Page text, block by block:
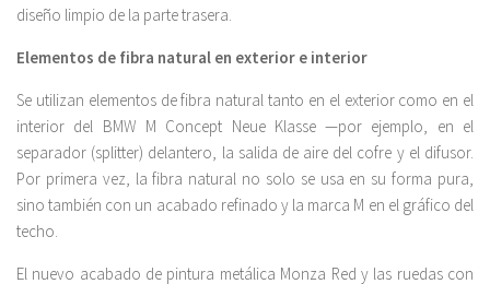
diseño limpio de la parte trasera.
Elementos de fibra natural en exterior e interior
Se utilizan elementos de fibra natural tanto en el exterior como en el
interior del BMW M Concept Neue Klasse —por ejemplo, en el
separador (splitter) delantero, la salida de aire del cofre y el difusor.
Por primera vez, la fibra natural no solo se usa en su forma pura,
sino también con un acabado refinado y la marca M en el gráfico del
techo.
El nuevo acabado de pintura metálica Monza Red y las ruedas con